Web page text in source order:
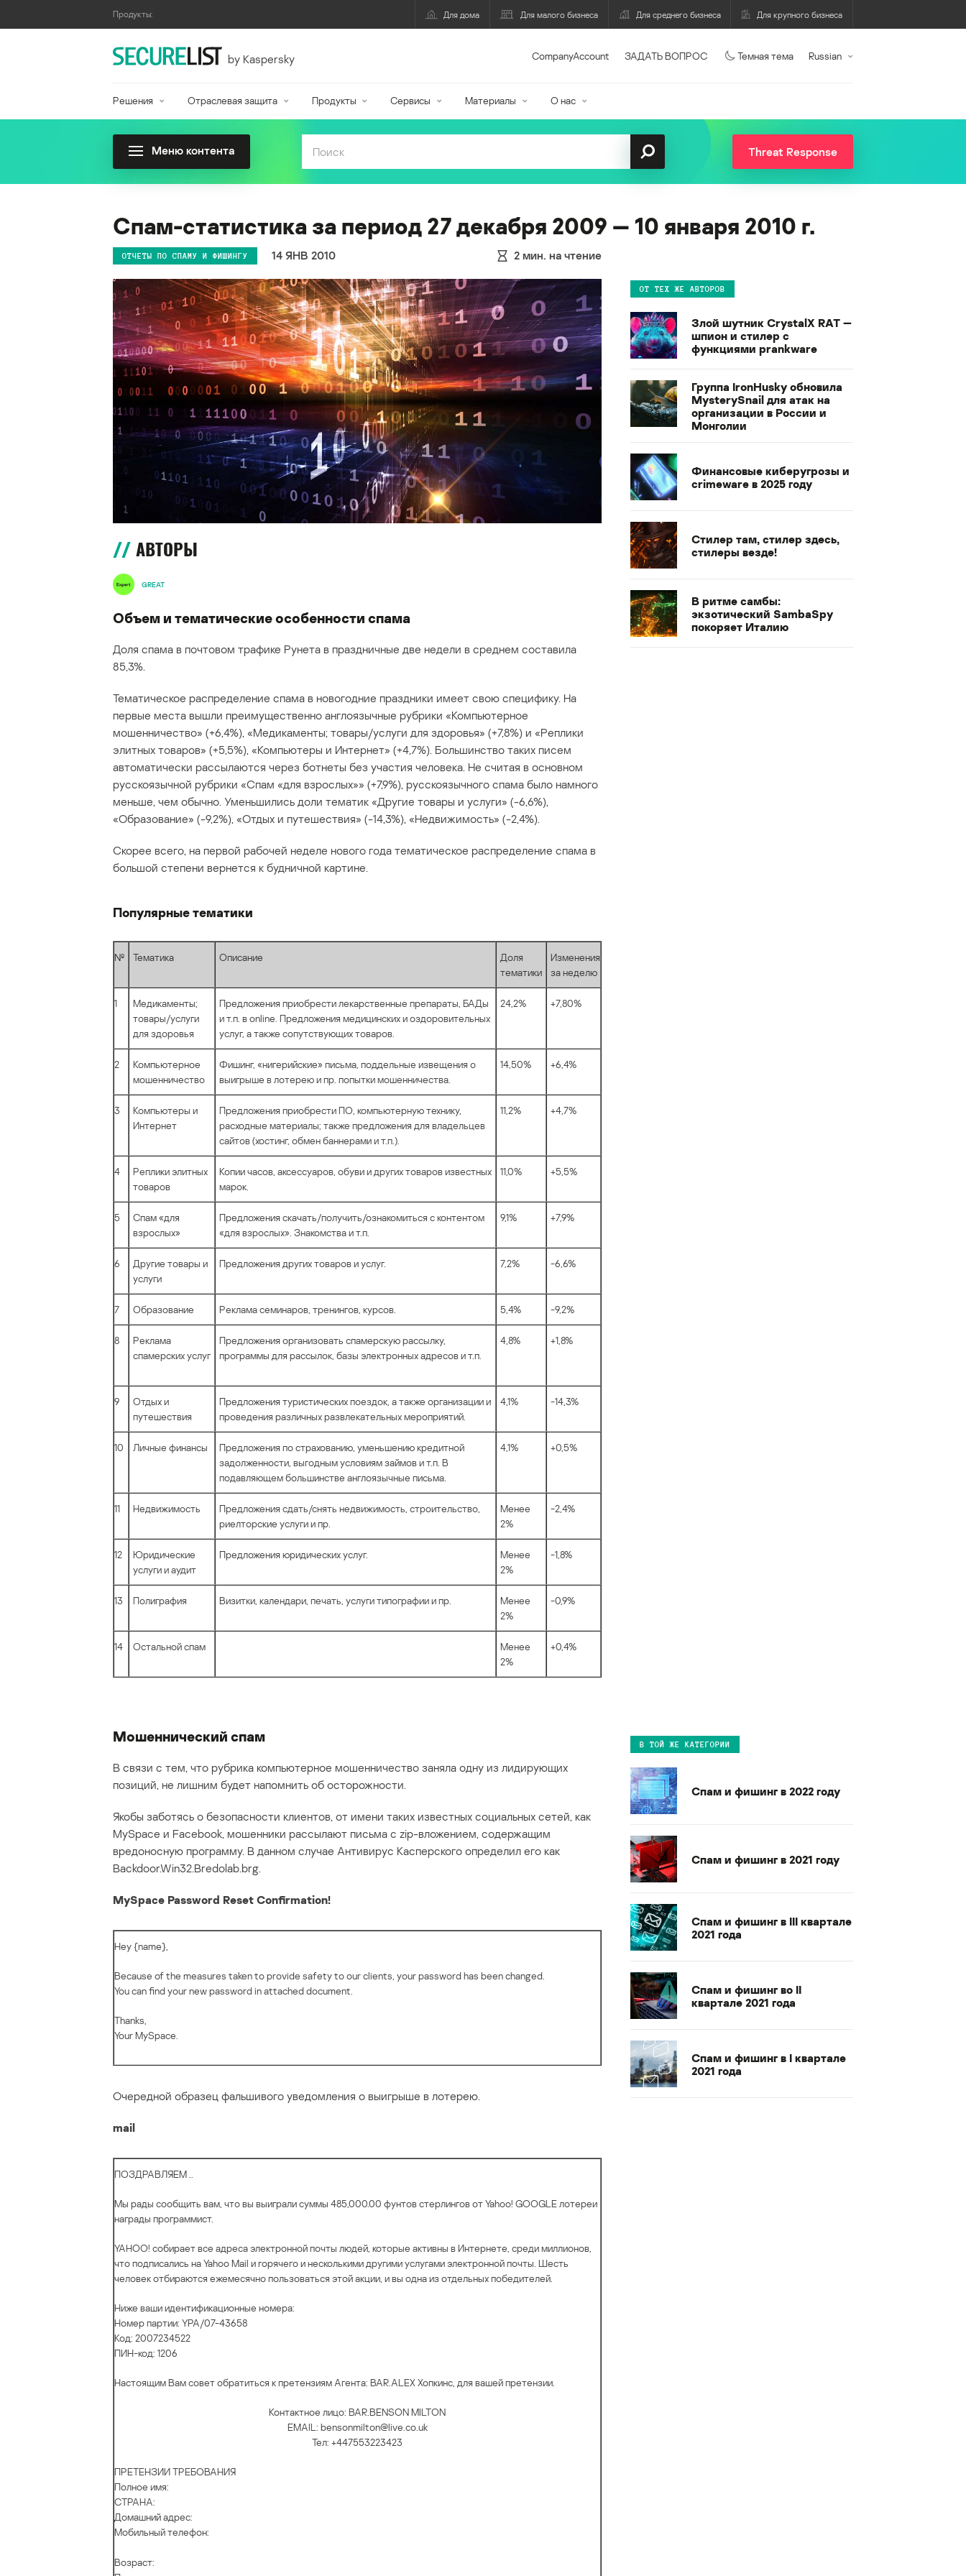
Продукты: Для дома Для малого бизнеса Для среднего бизнеса Для крупного бизнеса
by Kaspersky CompanyAccount ЗАДАТЬ ВОПРОС Темная тема Russian
Решения Отраслевая защита Продукты Сервисы Материалы О нас
Меню контента Threat Response
Спам-статистика за период 27 декабря 2009 — 10 января 2010 г.
ОТЧЕТЫ ПО СПАМУ И ФИШИНГУ 14 ЯНВ 2010 2 мин. на чтение
АВТОРЫ
GREAT
Объем и тематические особенности спама
Доля спама в почтовом трафике Рунета в праздничные две недели в среднем составила
85,3%.
Тематическое распределение спама в новогодние праздники имеет свою специфику. На
первые места вышли преимущественно англоязычные рубрики «Компьютерное
мошенничество» (+6,4%), «Медикаменты; товары/услуги для здоровья» (+7,8%) и «Реплики
элитных товаров» (+5,5%), «Компьютеры и Интернет» (+4,7%). Большинство таких писем
автоматически рассылаются через ботнеты без участия человека. Не считая в основном
русскоязычной рубрики «Спам «для взрослых»» (+7,9%), русскоязычного спама было намного
меньше, чем обычно. Уменьшились доли тематик «Другие товары и услуги» (-6,6%),
«Образование» (-9,2%), «Отдых и путешествия» (-14,3%), «Недвижимость» (-2,4%).
Скорее всего, на первой рабочей неделе нового года тематическое распределение спама в
большой степени вернется к будничной картине.
Популярные тематики
№ Тематика Описание
Доля
тематики
Изменения
за неделю
1
Медикаменты;
товары/услуги
для здоровья
Предложения приобрести лекарственные препараты, БАДы
и т.п. в online. Предложения медицинских и оздоровительных
услуг, а также сопутствующих товаров.
24,2% +7,80%
2
Компьютерное
мошенничество
Фишинг, «нигерийские» письма, поддельные извещения о
выигрыше в лотерею и пр. попытки мошенничества.
14,50% +6,4%
3
Компьютеры и
Интернет
Предложения приобрести ПО, компьютерную технику,
расходные материалы; также предложения для владельцев
сайтов (хостинг, обмен баннерами и т.п.).
11,2% +4,7%
4
Реплики элитных
товаров
Копии часов, аксессуаров, обуви и других товаров известных
марок.
11,0% +5,5%
5
Спам «для
взрослых»
Предложения скачать/получить/ознакомиться с контентом
«для взрослых». Знакомства и т.п.
9,1% +7,9%
6
Другие товары и
услуги
Предложения других товаров и услуг. 7,2% -6,6%
7 Образование Реклама семинаров, тренингов, курсов. 5,4% -9,2%
8
Реклама
спамерских услуг
Предложения организовать спамерскую рассылку,
программы для рассылок, базы электронных адресов и т.п.
4,8% +1,8%
9
Отдых и
путешествия
Предложения туристических поездок, а также организации и
проведения различных развлекательных мероприятий.
4,1% -14,3%
10 Личные финансы
Предложения по страхованию, уменьшению кредитной
задолженности, выгодным условиям займов и т.п. В
подавляющем большинстве англоязычные письма.
4,1% +0,5%
11 Недвижимость
Предложения сдать/снять недвижимость, строительство,
риелторские услуги и пр.
Менее
2%
-2,4%
12
Юридические
услуги и аудит
Предложения юридических услуг.
Менее
2%
-1,8%
13 Полиграфия Визитки, календари, печать, услуги типографии и пр.
Менее
2%
-0,9%
14 Остальной спам
Менее
2%
+0,4%
Мошеннический спам
В связи с тем, что рубрика компьютерное мошенничество заняла одну из лидирующих
позиций, не лишним будет напомнить об осторожности.
Якобы заботясь о безопасности клиентов, от имени таких известных социальных сетей, как
MySpace и Facebook, мошенники рассылают письма с zip-вложением, содержащим
вредоносную программу. В данном случае Антивирус Касперского определил его как
Backdoor.Win32.Bredolab.brg.
MySpace Password Reset Confirmation!
Hey {name},
Because of the measures taken to provide safety to our clients, your password has been changed.
You can find your new password in attached document.
Thanks,
Your MySpace.
Очередной образец фальшивого уведомления о выигрыше в лотерею.
mail
ПОЗДРАВЛЯЕМ ..
Мы рады сообщить вам, что вы выиграли суммы 485,000.00 фунтов стерлингов от Yahoo! GOOGLE лотереи
награды программист.
YAHOO! собирает все адреса электронной почты людей, которые активны в Интернете, среди миллионов,
что подписались на Yahoo Mail и горячего и несколькими другими услугами электронной почты. Шесть
человек отбираются ежемесячно пользоваться этой акции, и вы одна из отдельных победителей.
Ниже ваши идентификационные номера:
Номер партии: YPA/07-43658
Код: 2007234522
ПИН-код: 1206
Настоящим Вам совет обратиться к претензиям Агента: BAR.ALEX Хопкинс, для вашей претензии.
Контактное лицо: BAR.BENSON MILTON
EMAIL: bensonmilton@live.co.uk
Тел: +447553223423
ПРЕТЕНЗИИ ТРЕБОВАНИЯ
Полное имя:
СТРАНА:
Домашний адрес:
Мобильный телефон:
Возраст:
ОТ ТЕХ ЖЕ АВТОРОВ
Злой шутник CrystalX RAT —
шпион и стилер с
функциями prankware
Группа IronHusky обновила
MysterySnail для атак на
организации в России и
Монголии
Финансовые киберугрозы и
crimeware в 2025 году
Стилер там, стилер здесь,
стилеры везде!
В ритме самбы:
экзотический SambaSpy
покоряет Италию
В ТОЙ ЖЕ КАТЕГОРИИ
Спам и фишинг в 2022 году
Спам и фишинг в 2021 году
Спам и фишинг в III квартале
2021 года
Спам и фишинг во II
квартале 2021 года
Спам и фишинг в I квартале
2021 года